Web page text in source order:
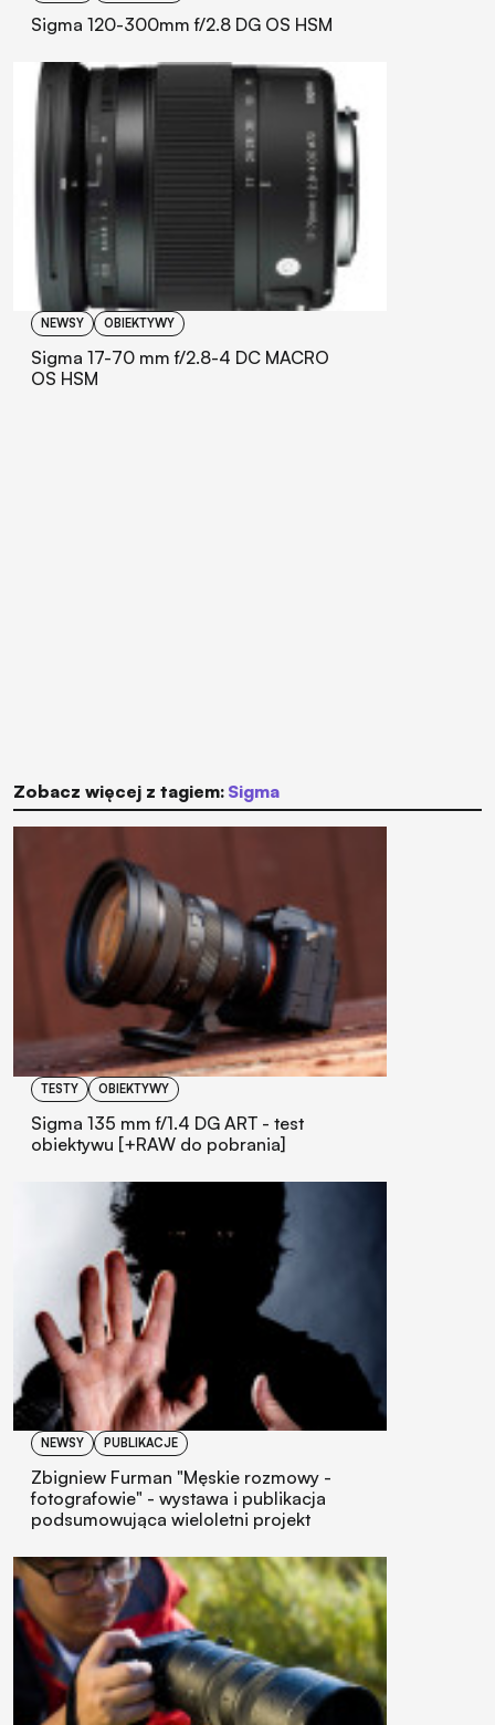
Sigma 120-300mm f/2.8 DG OS HSM
NEWSY OBIEKTYWY
Sigma 17-70 mm f/2.8-4 DC MACRO
OS HSM
Zobacz więcej z tagiem: Sigma
TESTY OBIEKTYWY
Sigma 135 mm f/1.4 DG ART - test
obiektywu [+RAW do pobrania]
NEWSY PUBLIKACJE
Zbigniew Furman "Męskie rozmowy -
fotografowie" - wystawa i publikacja
podsumowująca wieloletni projekt